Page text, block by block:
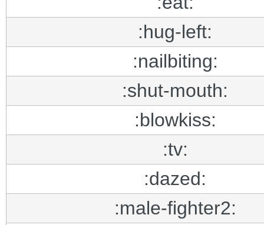
:hug-left:
:nailbiting:
:shut-mouth:
:blowkiss:
:tv:
:dazed:
:male-fighter2: